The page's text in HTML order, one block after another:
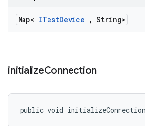
Map< ITestDevice , String>
initializeConnection
public void